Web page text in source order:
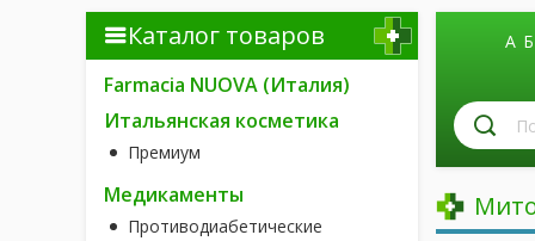
Каталог товаров
Farmacia NUOVA (Италия)
Итальянская косметика
Премиум
Медикаменты
Противодиабетические
А Б